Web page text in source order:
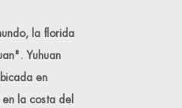
la florida
Yuhuan
en
la costa del